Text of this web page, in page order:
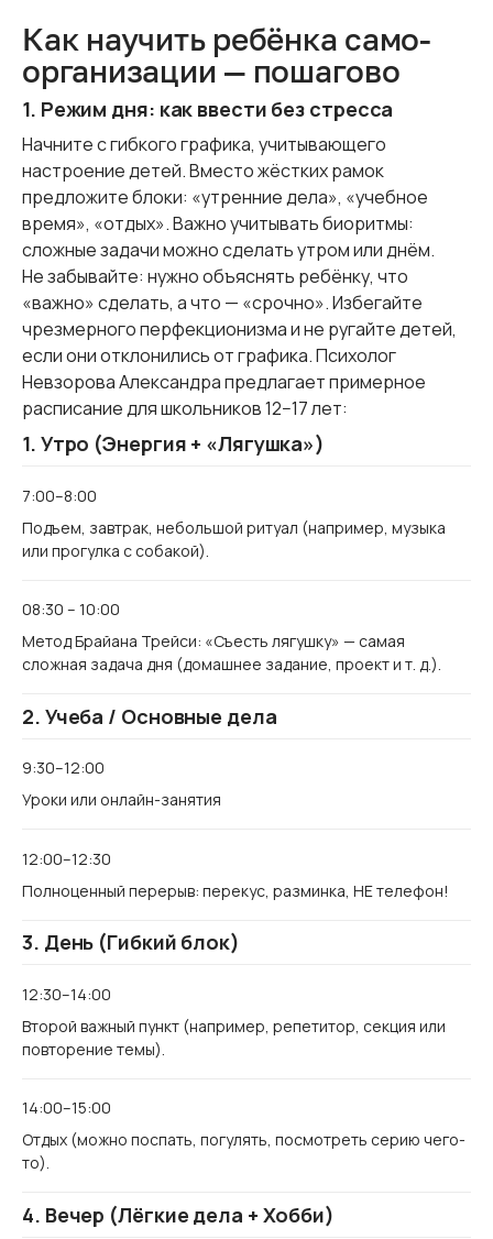
Как научить ребёнка само­
организации — пошагово
1. Режим дня: как ввести без стресса
Начните с гибкого графика, учитывающего
настроение детей. Вместо жёстких рамок
предложите блоки: «утренние дела», «учебное
время», «отдых». Важно учитывать биоритмы:
сложные задачи можно сделать утром или днём.
Не забывайте: нужно объяснять ребёнку, что
«важно» сделать, а что — «срочно». Избегайте
чрезмерного перфекционизма и не ругайте детей,
если они отклонились от графика. Психолог
Невзорова Александра предлагает примерное
расписание для школьников 12−17 лет:
1. Утро (Энергия + «Лягушка»)
7:00–8:00
Подъем, завтрак, небольшой ритуал (например, музыка
или прогулка с собакой).
08:30 – 10:00
Метод Брайана Трейси: «Съесть лягушку» — самая
сложная задача дня (домашнее задание, проект и т. д.).
2. Учеба / Основные дела
9:30–12:00
Уроки или онлайн-занятия
12:00–12:30
Полноценный перерыв: перекус, разминка, НЕ телефон!
3. День (Гибкий блок)
12:30–14:00
Второй важный пункт (например, репетитор, секция или
повторение темы).
14:00–15:00
Отдых (можно поспать, погулять, посмотреть серию чего-
то).
4. Вечер (Лёгкие дела + Хобби)